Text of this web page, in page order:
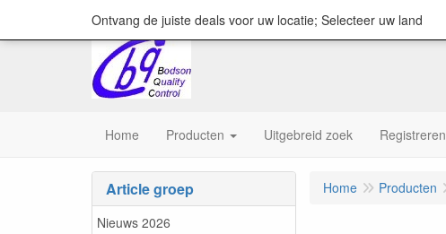
Home Producten Uitgebreid zoek Registreren
Article groep
Nieuws 2026
Home Producten
Ontvang de juiste deals voor uw locatie; Selecteer uw land